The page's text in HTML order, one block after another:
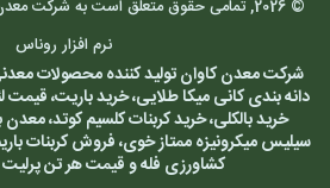
© 2026, تمامی حقوق متعلق است به شرکت معدن کاوان |
نرم افزار روناس
شرکت معدن کاوان تولید کننده محصولات
دانه بندی کانی میکا طلایی، خرید باریت، قیمت
خرید بالکلی، خرید کربنات کلسیم کوتد،
سیلیس میکرونیزه ممتاز خوی، فروش کربنات
کشاورزی فله و قیمت هر تن پرلیت